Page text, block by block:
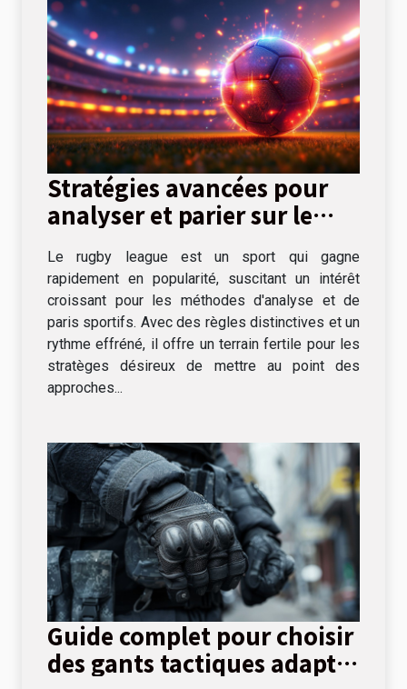
Stratégies avancées pour
analyser et parier sur le
rugby league
Le rugby league est un sport qui gagne
rapidement en popularité, suscitant un intérêt
croissant pour les méthodes d'analyse et de
paris sportifs. Avec des règles distinctives et un
rythme effréné, il offre un terrain fertile pour les
stratèges désireux de mettre au point des
approches...
Guide complet pour choisir
des gants tactiques adaptés